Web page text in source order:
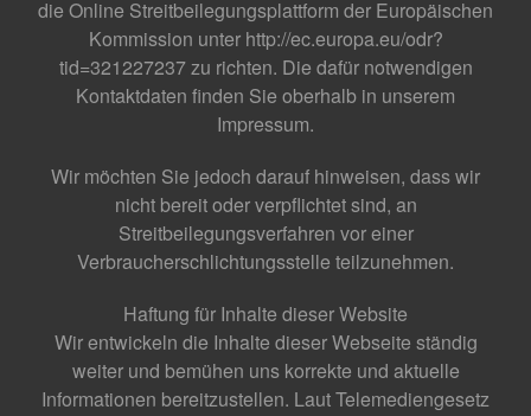
die Online Streitbeilegungsplattform der Europäischen
Kommission unter http://ec.europa.eu/odr?
tid=321227237 zu richten. Die dafür notwendigen
Kontaktdaten finden Sie oberhalb in unserem
Impressum.
Wir möchten Sie jedoch darauf hinweisen, dass wir
nicht bereit oder verpflichtet sind, an
Streitbeilegungsverfahren vor einer
Verbraucherschlichtungsstelle teilzunehmen.
Haftung für Inhalte dieser Website
Wir entwickeln die Inhalte dieser Webseite ständig
weiter und bemühen uns korrekte und aktuelle
Informationen bereitzustellen. Laut Telemediengesetz